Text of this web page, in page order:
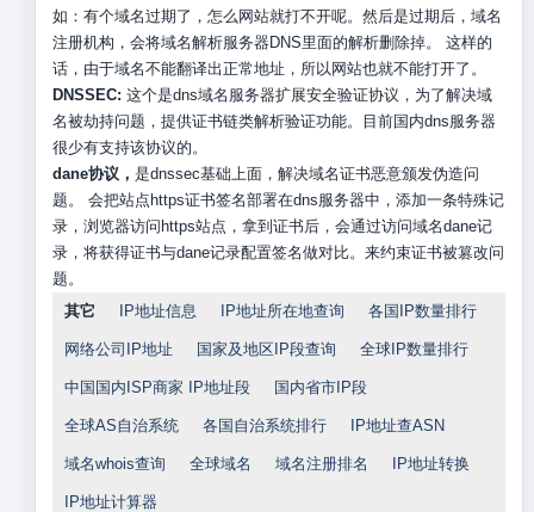
如：有个域名过期了，怎么网站就打不开呢。然后是过期后，域名
注册机构，会将域名解析服务器DNS里面的解析删除掉。 这样的
话，由于域名不能翻译出正常地址，所以网站也就不能打开了。
DNSSEC: 这个是dns域名服务器扩展安全验证协议，为了解决域
名被劫持问题，提供证书链类解析验证功能。目前国内dns服务器
很少有支持该协议的。
dane协议， 是dnssec基础上面，解决域名证书恶意颁发伪造问
题。 会把站点https证书签名部署在dns服务器中，添加一条特殊记
录，浏览器访问https站点，拿到证书后，会通过访问域名dane记
录，将获得证书与dane记录配置签名做对比。来约束证书被篡改问
题。
其它
IP地址信息 IP地址所在地查询 各国IP数量排行
网络公司IP地址 国家及地区IP段查询 全球IP数量排行
中国国内ISP商家 IP地址段 国内省市IP段
全球AS自治系统 各国自治系统排行 IP地址查ASN
域名whois查询 全球域名 域名注册排名 IP地址转换
IP地址计算器